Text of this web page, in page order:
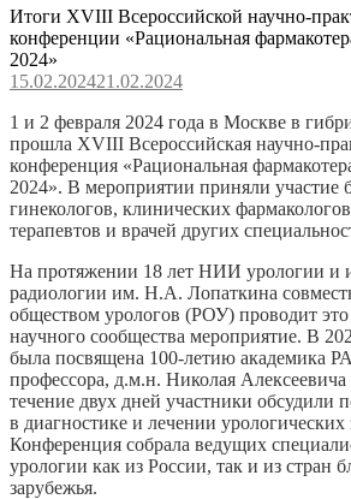
Итоги XVIII Всероссийской научно-
конференции «Рациональная
2024»
15.02.202421.02.2024
1 и 2 февраля 2024 года в Москве в
прошла XVIII Всероссийская научно-
конференция «Рациональная
2024». В мероприятии приняли участие
гинекологов, клинических
терапевтов и врачей других
На протяжении 18 лет НИИ урологии и
радиологии им. Н.А. Лопаткина
обществом урологов (РОУ) проводит это
научного сообщества мероприятие. В
была посвящена 100-летию академика
профессора, д.м.н. Николая
течение двух дней участники обсудили
в диагностике и лечении урологических
Конференция собрала ведущих
урологии как из России, так и из стран
зарубежья.